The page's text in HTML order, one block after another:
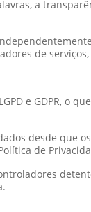
a
de
e GDPR, o
desde que
de